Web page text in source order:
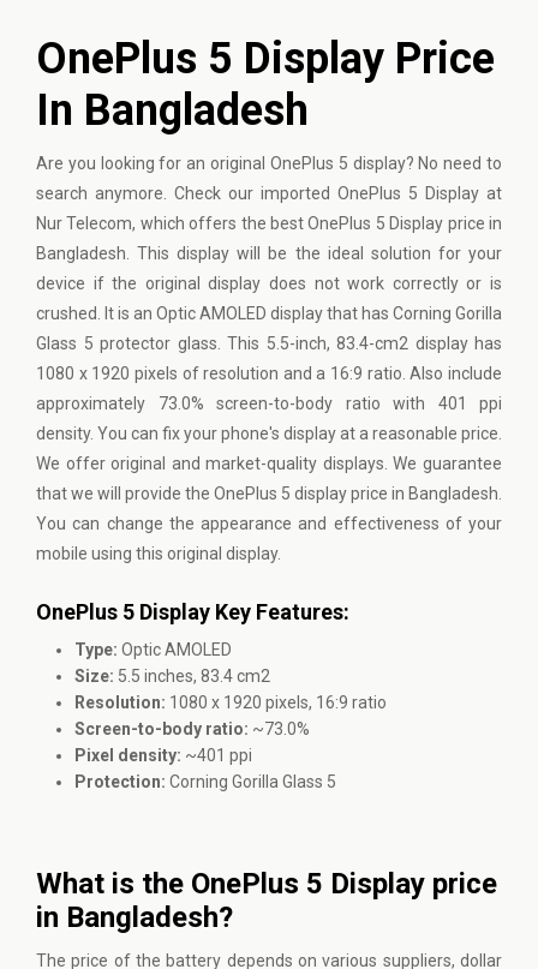
OnePlus 5 Display Price
In Bangladesh
Are you looking for an original OnePlus 5 display? No need to
search anymore. Check our imported OnePlus 5 Display at
Nur Telecom, which offers the best OnePlus 5 Display price in
Bangladesh. This display will be the ideal solution for your
device if the original display does not work correctly or is
crushed. It is an Optic AMOLED display that has Corning Gorilla
Glass 5 protector glass. This 5.5-inch, 83.4-cm2 display has
1080 x 1920 pixels of resolution and a 16:9 ratio. Also include
approximately 73.0% screen-to-body ratio with 401 ppi
density. You can fix your phone's display at a reasonable price.
We offer original and market-quality displays. We guarantee
that we will provide the OnePlus 5 display price in Bangladesh.
You can change the appearance and effectiveness of your
mobile using this original display.
OnePlus 5 Display Key Features:
Type: Optic AMOLED
Size: 5.5 inches, 83.4 cm2
Resolution: 1080 x 1920 pixels, 16:9 ratio
Screen-to-body ratio: ~73.0%
Pixel density: ~401 ppi
Protection: Corning Gorilla Glass 5
What is the OnePlus 5 Display price
in Bangladesh?
The price of the battery depends on various suppliers, dollar